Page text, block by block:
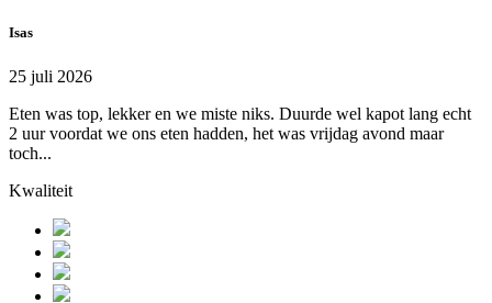
Isas
25 juli 2026
Eten was top, lekker en we miste niks. Duurde wel kapot lang echt
2 uur voordat we ons eten hadden, het was vrijdag avond maar
toch...
Kwaliteit